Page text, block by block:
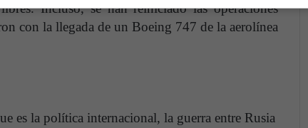
Incluso, se han reiniciado las operaciones
con la llegada de un Boeing 747 de la aerolínea
es la política internacional, la guerra entre Rusia